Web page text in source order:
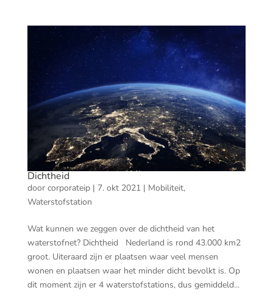
Dichtheid
door corporateip| 7. okt 2021| Mobiliteit,
Waterstofstation
Wat kunnen we zeggen over de dichtheid van het
waterstofnet? Dichtheid Nederland is rond 43.000 km2
groot. Uiteraard zijn er plaatsen waar veel mensen
wonen en plaatsen waar het minder dicht bevolkt is. Op
dit moment zijn er 4 waterstofstations, dus gemiddeld...